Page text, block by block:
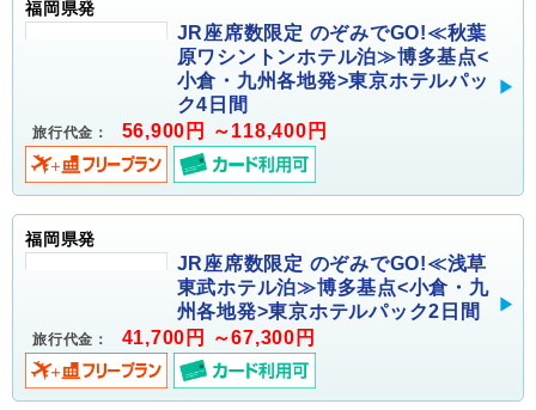
福岡県発
JR座席数限定 のぞみでGO!≪秋葉
原ワシントンホテル泊≫博多基点<
小倉・九州各地発>東京ホテルパッ
ク4日間
旅行代金： 56,900円 ～118,400円
福岡県発
JR座席数限定 のぞみでGO!≪浅草
東武ホテル泊≫博多基点<小倉・九
州各地発>東京ホテルパック2日間
旅行代金： 41,700円 ～67,300円